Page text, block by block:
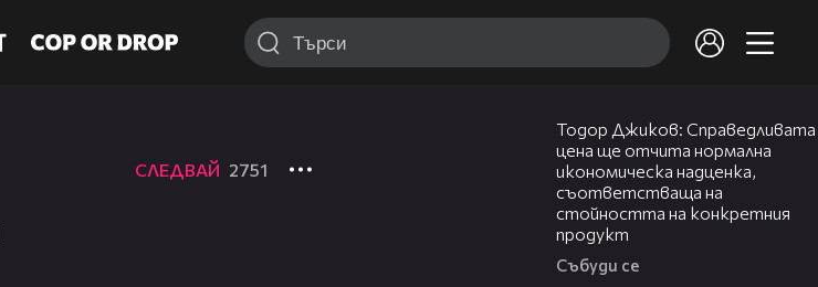
СЛЕДВАЙ 2751
Тодор Джиков: Справедливата
цена ще отчита нормална
икономическа надценка,
съответстваща на
стойността на конкретния
продукт
Събуди се